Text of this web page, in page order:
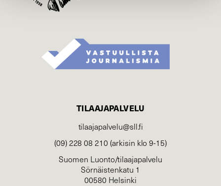
TILAAJAPALVELU
tilaajapalvelu@sll.fi
(09) 228 08 210 (arkisin klo 9-15)
Suomen Luonto/tilaajapalvelu
Sörnäistenkatu 1
00580 Helsinki